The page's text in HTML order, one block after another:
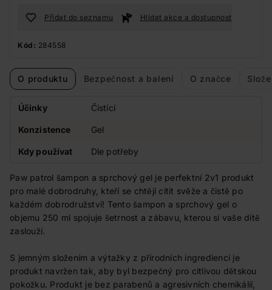
Přidat do seznamu Hlídat akce a dostupnost
Kód: 284558
O produktu Bezpečnost a balení O značce
Účinky Čistící
Konzistence Gel
Kdy používat Dle potřeby
Paw patrol šampon a sprchový gel je perfektní 2v1 produkt
pro malé dobrodruhy, kteří se chtějí cítit svěže a čistě po
každém dobrodružství! Tento šampon a sprchový gel o
objemu 250 ml spojuje šetrnost a zábavu, kterou si vaše dítě
zaslouží.
S jemným složením a výtažky z přírodních ingrediencí je
produkt navržen tak, aby byl bezpečný pro citlivou dětskou
pokožku. Produkt je bez parabenů a agresivních chemikálií,